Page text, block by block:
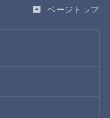
ページトップ